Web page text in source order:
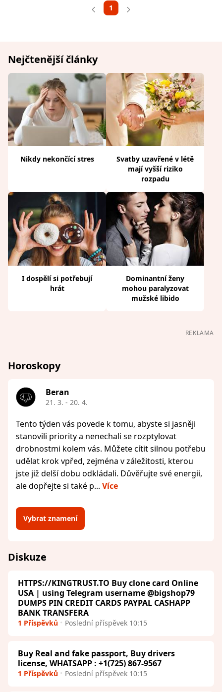
1
Nejčtenější články
Nikdy nekončící stres
Svatby uzavřené v létě
mají vyšší riziko
rozpadu
I dospělí si potřebují
hrát
Dominantní ženy
mohou paralyzovat
mužské libido
REKLAMA
Horoskopy
Beran
21. 3. - 20. 4.
Tento týden vás povede k tomu, abyste si jasněji
stanovili priority a nenechali se rozptylovat
drobnostmi kolem vás. Můžete cítit silnou potřebu
udělat krok vpřed, zejména v záležitosti, kterou
jste již delší dobu odkládali. Důvěřujte své energii,
ale dopřejte si také p... Více
Vybrat znamení
Diskuze
HTTPS://KINGTRUST.TO Buy clone card Online
USA | using Telegram username @bigshop79
DUMPS PIN CREDIT CARDS PAYPAL CASHAPP
BANK TRANSFERA
1 Příspěvků Poslední příspěvek 10:15
Buy Real and fake passport, Buy drivers
license, WHATSAPP : +1(725) 867-9567
1 Příspěvků Poslední příspěvek 10:15